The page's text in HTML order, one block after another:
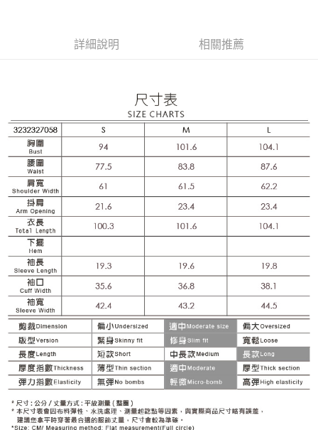
4.訂單成立30分鐘內，如未前往確認交易或遇審核未通過，訂單將自動取
1.分期款項不併入電信帳單，「大哥付你分期」於每月結算日後寄送繳費提
2.透過簡訊連結打開帳單後，可選擇「超商條碼／台灣大直營門市／銀行轉
帳／街口支付／iPASS MONEY」等通路繳費。
【注意事項】
1.本服務係由「台灣大哥大股份有限公司」（以下簡稱本公司）所提供，讓
用戶於交易時，得透過本服務購買商品或服務，並由商店將買賣／分期付款
買賣價金債權讓與本公司後，依約使用本公司帳單繳交帳款。
2.基於同意付款使用「大哥付你分期」之契約關係目的，商店將以您的個人
資料（包含姓名、電話或地址）提供予台灣大哥大進項蒐集、處理及利用，
由本公司與您本人進行分期帳單所需資料之確認、核對及更正。
3.完整用戶服務條款，請詳閱以下連結：
１．簡單：不需註冊會員、不需綁卡、不需儲值。
【「AFTEE先享後付」結帳流程】
１．於結帳方式選擇「AFTEE先享後付」後，將跳轉至「AFTEE先享後付」
結帳頁面，進行簡訊認證並確認金額後，即可完成結帳。
２．訂單成立數日內，您將收到繳費通知簡訊。
３．收到繳費通知簡訊後14天內，點擊此簡訊中的連結，可透過四大超商／
ATM／網路銀行／等多元方式進行付款，方視為交易完成。
※ 請注意：結帳手續完成當下不需立刻繳費，但若您需要取消訂單，請聯絡
購買商品的店家。未經商家同意取消之訂單仍視為有效，需透過AFTEE先享
後付繳納相關費用。
※ 交易是否成功請以「AFTEE先享後付 」之結帳頁面顯示為準，若有關於
是否繳費成功／繳費後需取消欲退款等相關疑問，請聯繫「AFTEE先享後付
客戶支援中心」
【注意事項】
１．透過由恩沛科技股份有限公司提供之「AFTEE先享後付」服務完成之交
易，需依本服務之必要範圍內提供個人資料，並將交易相關給付款項請求債
權轉讓予恩沛科技股份有限公司。
２．關於個人資料處理事宜，請瀏覽以下網址：
https://aftee.tw/terms/#terms3
３．未成年的使用者請事先徵得法定代理人或監護人之同意方可使用
「AFTEE先享後付」，若未經同意申辦者引起之損失，本公司不負相關責
任。
４．使用「AFTEE先享後付」時，將依據個別帳號之用戶狀況，依本公司即
時審查核予不同之上限額度；若仍有額度不足之情形，本公司將視審查結果
請求用戶進行身份認證。
５．嚴禁一人註冊多個帳號或使用他人資訊註冊。若發現惡意使用之情形，
每筆NT$120，滿NT$2,500(含以上)免運費
萊爾富取貨付款
每筆NT$120，滿NT$2,500(含以上)免運費
付款後萊爾富取貨
每筆NT$120，滿NT$2,500(含以上)免運費
7-11取貨付款
每筆NT$120，滿NT$2,500(含以上)免運費
付款後7-11取貨
每筆NT$120，滿NT$2,500(含以上)免運費
宅配
每筆NT$120，滿NT$2,500(含以上)免運費
宅配離島
付款後門市自取
詳細說明 相關推薦